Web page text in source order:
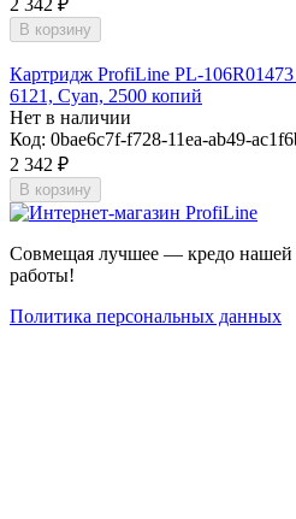
В корзину
Картридж ProfiLine PL-106R01473
6121, Cyan, 2500 копий
Нет в наличии
Код: 0bae6c7f-f728-11ea-ab49-
2 342 ₽
В корзину
Совмещая лучшее — кредо
работы!
Политика персональных данных